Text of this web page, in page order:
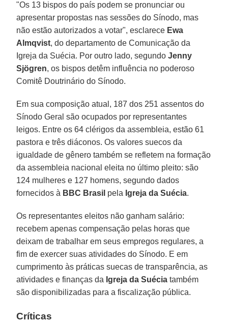
"Os 13 bispos do país podem se pronunciar ou
apresentar propostas nas sessões do Sínodo, mas
não estão autorizados a votar", esclarece Ewa
Almqvist, do departamento de Comunicação da
Igreja da Suécia. Por outro lado, segundoJenny
Sjögren, os bispos detêm influência no poderoso
Comitê Doutrinário do Sínodo.
Em sua composição atual, 187 dos 251 assentos do
Sínodo Geral são ocupados por representantes
leigos. Entre os 64 clérigos da assembleia, estão 61
pastora e três diáconos. Os valores suecos da
igualdade de gênero também se refletem na formação
da assembleia nacional eleita no último pleito: são
124 mulheres e 127 homens, segundo dados
fornecidos à BBC Brasil pela Igreja da Suécia.
Os representantes eleitos não ganham salário:
recebem apenas compensação pelas horas que
deixam de trabalhar em seus empregos regulares, a
fim de exercer suas atividades do Sínodo. E em
cumprimento às práticas suecas de transparência, as
atividades e finanças da Igreja da Suécia também
são disponibilizadas para a fiscalização pública.
Críticas